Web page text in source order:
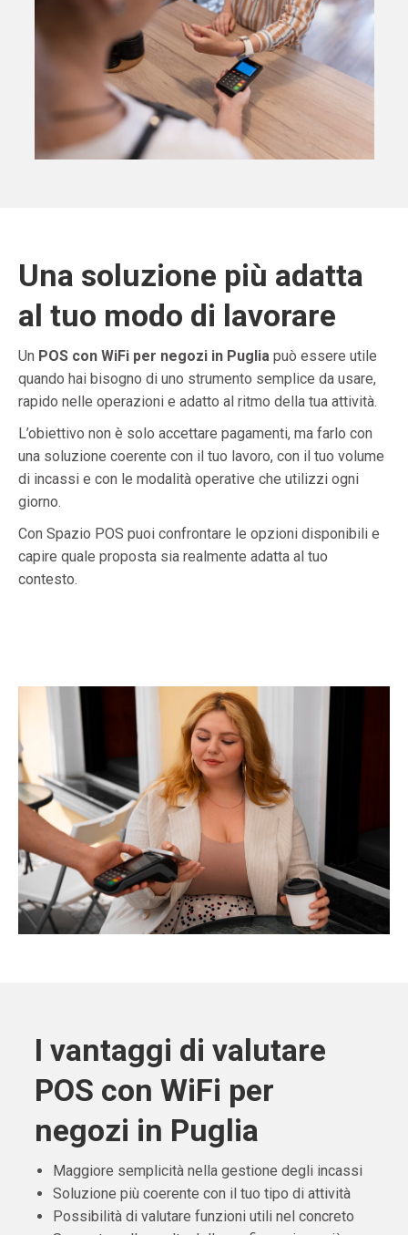
Una soluzione più adatta
al tuo modo di lavorare
Un POS con WiFi per negozi in Puglia può essere utile
quando hai bisogno di uno strumento semplice da usare,
rapido nelle operazioni e adatto al ritmo della tua attività.
L’obiettivo non è solo accettare pagamenti, ma farlo con
una soluzione coerente con il tuo lavoro, con il tuo volume
di incassi e con le modalità operative che utilizzi ogni
giorno.
Con Spazio POS puoi confrontare le opzioni disponibili e
capire quale proposta sia realmente adatta al tuo
contesto.
I vantaggi di valutare
POS con WiFi per
negozi in Puglia
Maggiore semplicità nella gestione degli incassi
Soluzione più coerente con il tuo tipo di attività
Possibilità di valutare funzioni utili nel concreto